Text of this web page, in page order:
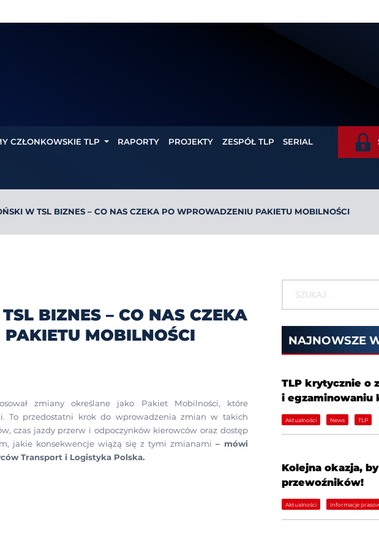
CZŁONKOWSKIE TLP RAPORTY PROJEKTY ZESPÓŁ TLP SERIAL
W TSL BIZNES – CO NAS CZEKA PO WPROWADZENIU PAKIETU MOBILNOŚCI
BIZNES – CO NAS CZEKA
MOBILNOŚCI
zmiany określane jako Pakiet Mobilności, które
To przedostatni krok do wprowadzenia zmian w takich
czas jazdy przerw i odpoczynków kierowców oraz dostęp
jakie konsekwencje wiążą się z tymi zmianami – mówi
Transport i Logistyka Polska.
NAJNOWSZE
TLP krytycznie o
i egzaminowaniu
Aktualności News TLP
Kolejna okazja,
przewoźników!
Aktualności Informacje